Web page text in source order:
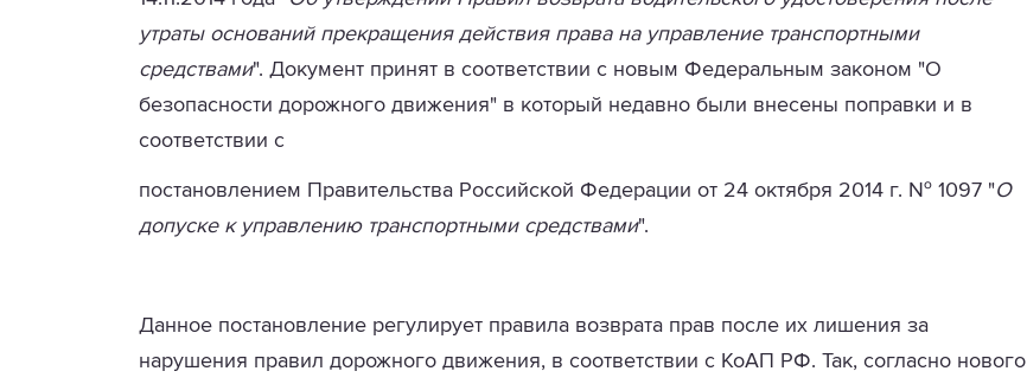
утраты оснований прекращения действия права на управление транспортными
средствами". Документ принят в соответствии с новым Федеральным законом "О
безопасности дорожного движения" в который недавно были внесены поправки и в
соответствии с
постановлением Правительства Российской Федерации от 24 октября 2014 г. № 1097 "О
допуске к управлению транспортными средствами".
Данное постановление регулирует правила возврата прав после их лишения за
нарушения правил дорожного движения, в соответствии с КоАП РФ. Так, согласно нового